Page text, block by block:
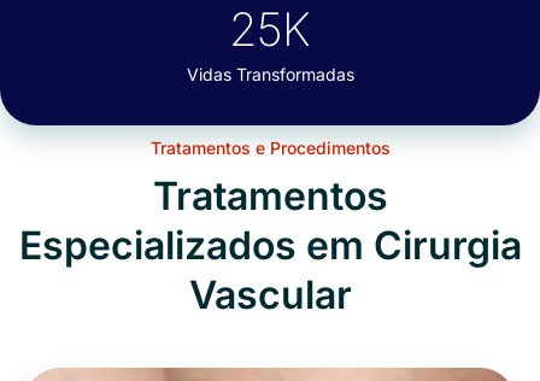
Vidas Transformadas
25K
Tratamentos e Procedimentos
Tratamentos
Especializados em Cirurgia
Vascular